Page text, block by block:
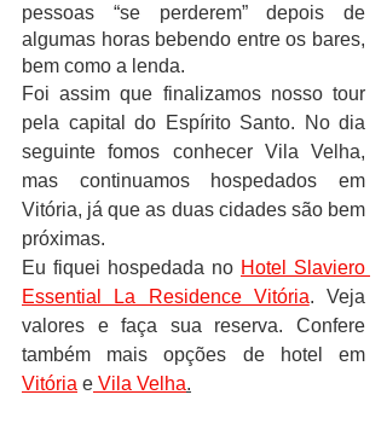
pessoas “se perderem” depois de
algumas horas bebendo entre os bares,
bem como a lenda.
Foi assim que finalizamos nosso tour
pela capital do Espírito Santo. No dia
seguinte fomos conhecer Vila Velha,
mas continuamos hospedados em
Vitória, já que as duas cidades são bem
próximas.
Eu fiquei hospedada no Hotel Slaviero
Essential La Residence Vitória. Veja
valores e faça sua reserva. Confere
Vitória e Vila Velha.